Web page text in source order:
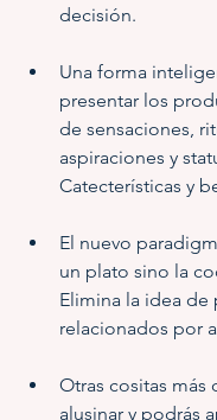
decisión.
Una forma
presentar los
de sensaciones,
aspiraciones y
Catecterísticas y
El nuevo
un plato sino la
Elimina la idea de
relacionados por
Otras cositas más
alusinar y podrás